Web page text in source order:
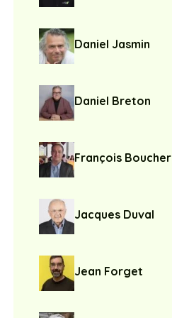
Daniel Jasmin
Daniel Breton
François Boucher
Jacques Duval
Jean Forget